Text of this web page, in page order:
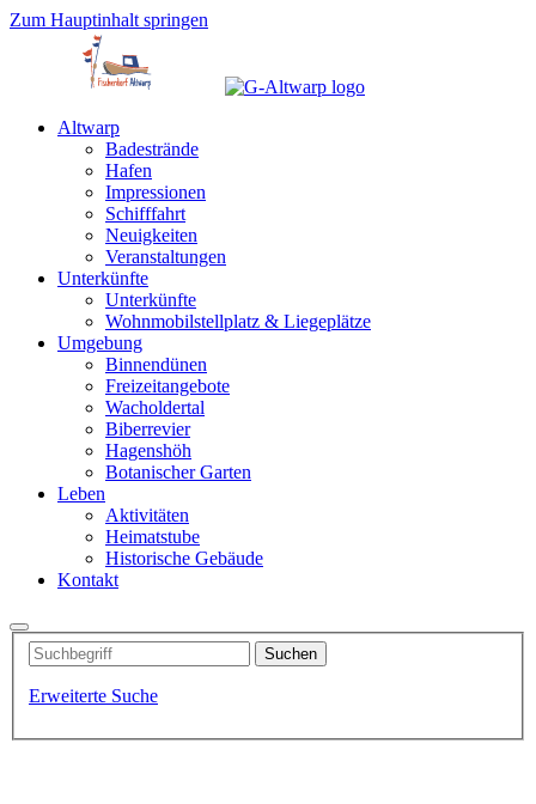
Zum Hauptinhalt springen
Altwarp
Badestrände
Hafen
Impressionen
Schifffahrt
Neuigkeiten
Veranstaltungen
Unterkünfte
Unterkünfte
Wohnmobilstellplatz & Liegeplätze
Umgebung
Binnendünen
Freizeitangebote
Wacholdertal
Biberrevier
Hagenshöh
Botanischer Garten
Leben
Aktivitäten
Heimatstube
Historische Gebäude
Kontakt
Erweiterte Suche